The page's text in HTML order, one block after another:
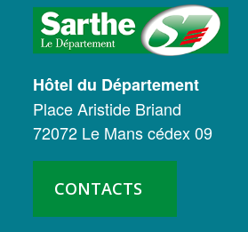
LOGO
DU
CONSEIL
DÉPARTEMENTAL
DE
LA
SARTHE
Hôtel du Département
Place Aristide Briand
72072 Le Mans cédex 09
CONTACTS